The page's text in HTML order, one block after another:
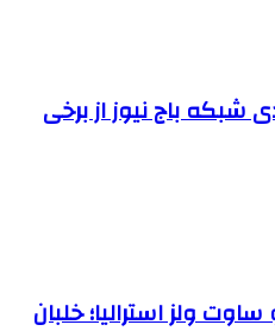
شبکه باج نیوز از برخی
ولز استرالیا؛ خلبان